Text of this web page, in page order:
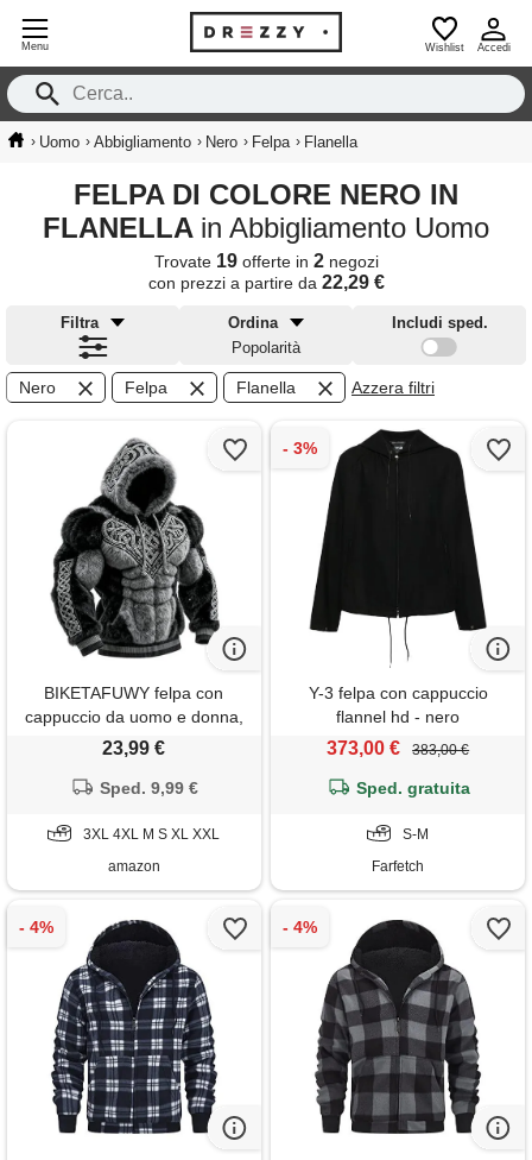
Menu Wishlist Accedi
› Uomo › Abbigliamento › Nero › Felpa › Flanella
FELPA DI COLORE NERO IN
FLANELLA in Abbigliamento Uomo
Trovate 19offerte in 2negozi
con prezzi a partire da 22,29 €
Filtra
Ordina
Popolarità
Includi sped.
Nero Felpa Flanella Azzera filtri
BIKETAFUWY felpa con
cappuccio da uomo e donna,
in flanella, unisex, di grandi
vintage, felpa in pile invernale
con tasche e cordino, #01-
grigio, s
23,99 €
Sped. 9,99 €
3XL 4XL M S XL XXL
amazon
Y-3 felpa con cappuccio
flannel hd - nero
373,00 € 383,00 €
Sped. gratuita
S-M
Farfetch